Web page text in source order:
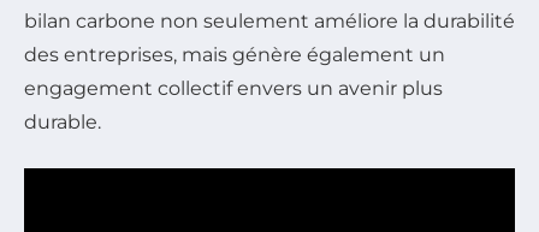
bilan carbone non seulement améliore la durabilité
des entreprises, mais génère également un
engagement collectif envers un avenir plus
durable.